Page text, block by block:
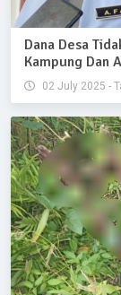
Dana Desa
Kampung Dan
02 July 2025 -